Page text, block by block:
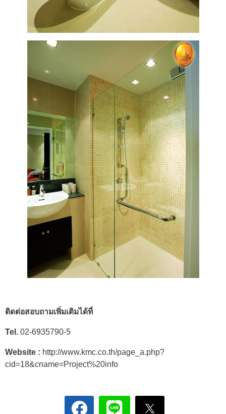
ติดต่อสอบถามเพิ่มเติมได้ที่
Tel. 02-6935790-5
Website : http://www.kmc.co.th/page_a.php?
cid=18&cname=Project%20info